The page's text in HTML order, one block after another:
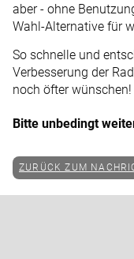
aber - ohne
Wahl-Alternative für
So schnelle und
Verbesserung der
noch öfter wünschen!
Bitte unbedingt
ZURÜCK ZUM